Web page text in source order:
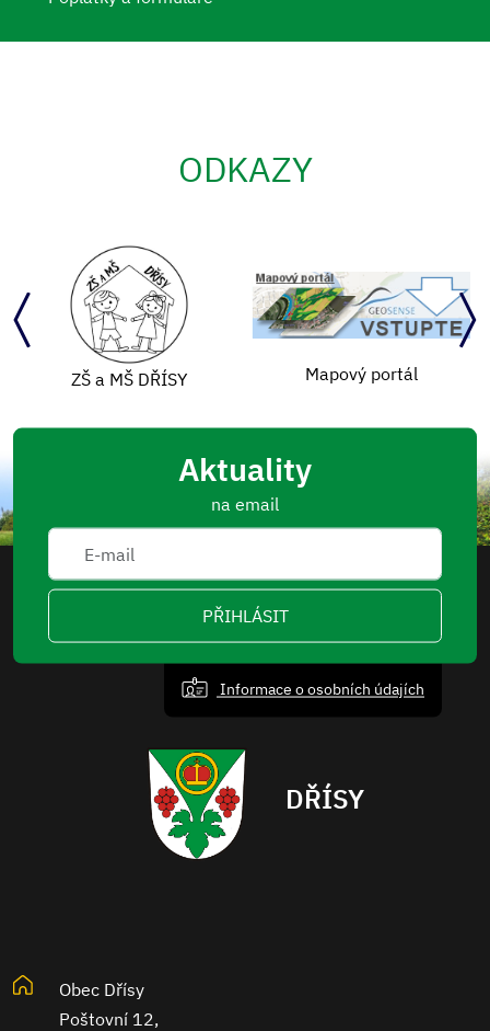
ODKAZY
ZŠ a MŠ DŘÍSY Mapový portál
Aktuality
na email
PŘIHLÁSIT
Informace o osobních údajích
DŘÍSY
Obec Dřísy
Poštovní 12,